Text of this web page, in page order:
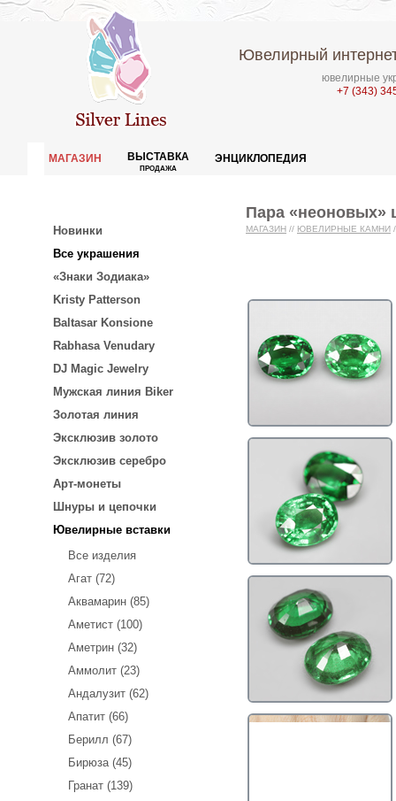
Ювелирный
ювелирные
+7 (343)
МАГАЗИН ВЫСТАВКА
ПРОДАЖА
ЭНЦИКЛОПЕДИЯ
Новинки
Все украшения
«Знаки Зодиака»
Kristy Patterson
Baltasar Konsione
Rabhasa Venudary
DJ Magic Jewelry
Мужская линия Biker
Золотая линия
Эксклюзив золото
Эксклюзив серебро
Арт-монеты
Шнуры и цепочки
Ювелирные вставки
Все изделия
Агат (72)
Аквамарин (85)
Аметист (100)
Аметрин (32)
Аммолит (23)
Андалузит (62)
Апатит (66)
Берилл (67)
Бирюза (45)
Гранат (139)
Пара «неоновых»
МАГАЗИН // ЮВЕЛИРНЫЕ КАМНИ